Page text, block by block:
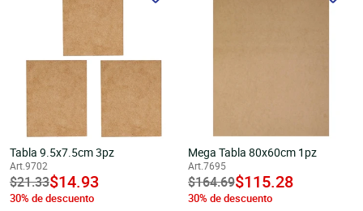
Tabla 9.5x7.5cm 3pz
Art.9702
Precio
habitual
$21.33undefined
$14.93
30% de descuento
Mega Tabla 80x60cm 1pz
Art.7695
Precio
habitual
$164.69undefined
$115.28
30% de descuento